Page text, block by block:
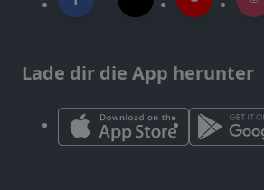
Lade dir die App herunter